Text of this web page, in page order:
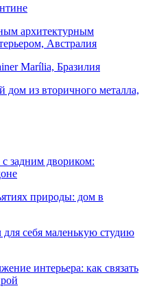
архитектурным
Австралия
Marília, Бразилия
из вторичного металла,
задним двориком:
природы: дом в
для себя маленькую студию
интерьера: как связать